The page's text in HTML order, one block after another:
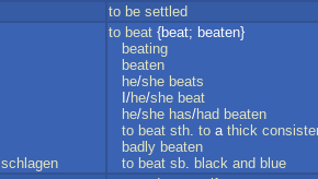
to be settled
schlagen
to beat {beat; beaten}
beating
beaten
he/she beats
I/he/she beat
he/she has/had beaten
to beat sth. to a thick
badly beaten
to beat sb. black and blue